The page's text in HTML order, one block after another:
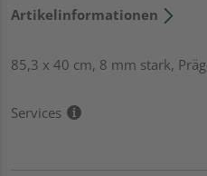
Artikelinformationen
85,3 x 40 cm, 8 mm stark,
Services